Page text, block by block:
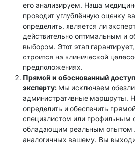
его анализируем. Наша
проводит углублённую оценку
определить, является ли
действительно оптимальным и
выбором. Этот этап
строится на клинической
предположениях.
Прямой и обоснованный
эксперту: Мы исключаем
административные маршруты.
определить и обеспечить
специалистом или профильным
обладающим реальным опытом
аналогичных вашему. Вы